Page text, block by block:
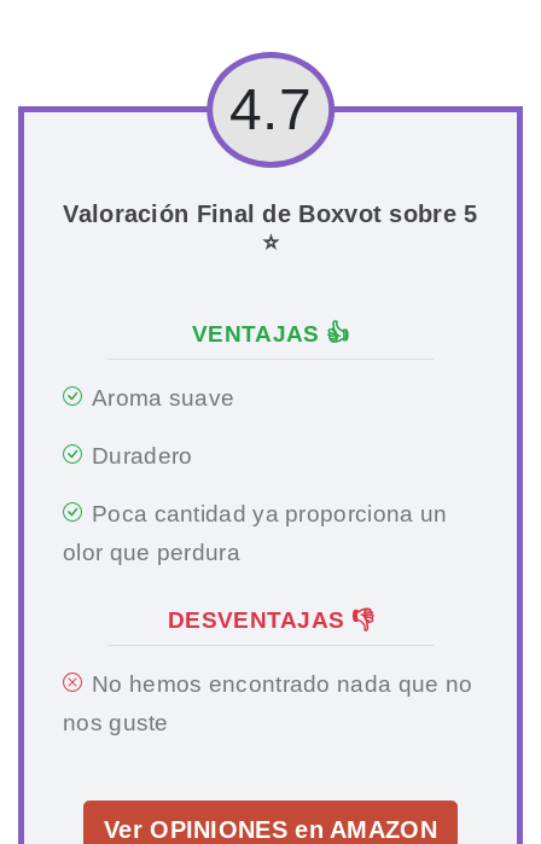
4.7
Valoración Final de Boxvot sobre 5
⭐
VENTAJAS 👍
Aroma suave
Duradero
Poca cantidad ya proporciona un
olor que perdura
DESVENTAJAS 👎
No hemos encontrado nada que no
nos guste
Ver OPINIONES en AMAZON